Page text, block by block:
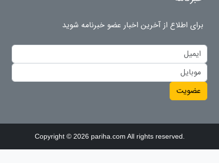
برای اطلاع از آخرین اخبار عضو خبرنامه شوید
عضویت
Copyright © 2026 pariha.com All rights reserved.